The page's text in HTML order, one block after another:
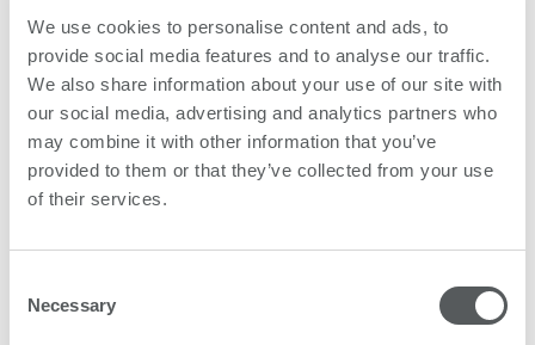
We use cookies to personalise content and ads, to
provide social media features and to analyse our traffic.
We also share information about your use of our site with
our social media, advertising and analytics partners who
may combine it with other information that you’ve
provided to them or that they’ve collected from your use
of their services.
Selection
Necessary
Tintas universales
Un juego de tintas contrastado es